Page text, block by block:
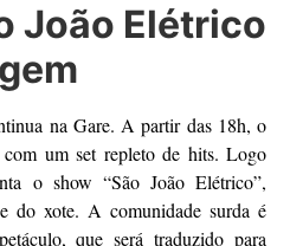
João Elétrico
na Gare. A partir das 18h, o
um set repleto de hits. Logo
o show “São João Elétrico”,
do xote. A comunidade surda é
que será traduzido para